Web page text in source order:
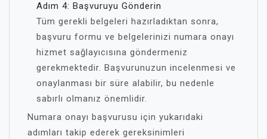
Adım 4: Başvuruyu Gönderin
Tüm gerekli belgeleri hazırladıktan sonra,
başvuru formu ve belgelerinizi numara onayı
hizmet sağlayıcısına göndermeniz
gerekmektedir. Başvurunuzun incelenmesi ve
onaylanması bir süre alabilir, bu nedenle
sabırlı olmanız önemlidir.
Numara onayı başvurusu için yukarıdaki
adımları takip ederek gereksinimleri